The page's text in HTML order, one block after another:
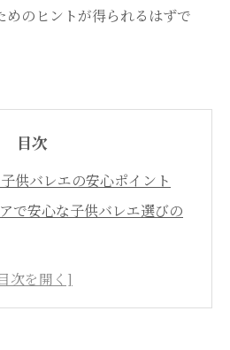
のヒントが得られるはずで
目次
供バレエの安心ポイント
で安心な子供バレエ選びの